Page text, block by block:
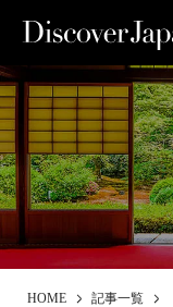
HOME 記事一覧